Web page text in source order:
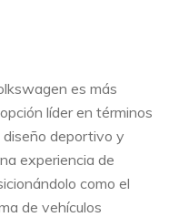
es más
líder en términos
diseño deportivo y
experiencia de
como el
de vehículos